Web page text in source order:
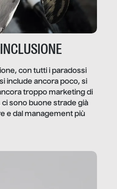
con tutti i paradossi
include ancora poco, si
troppo marketing di
sono buone strade già
e dal management più